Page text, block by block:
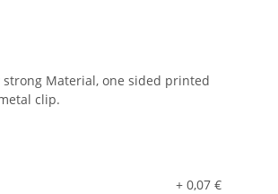
strong Material, one sided printed
clip.
+ 0,07 €